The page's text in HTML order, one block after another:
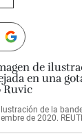
ilustración de la
de 2020.